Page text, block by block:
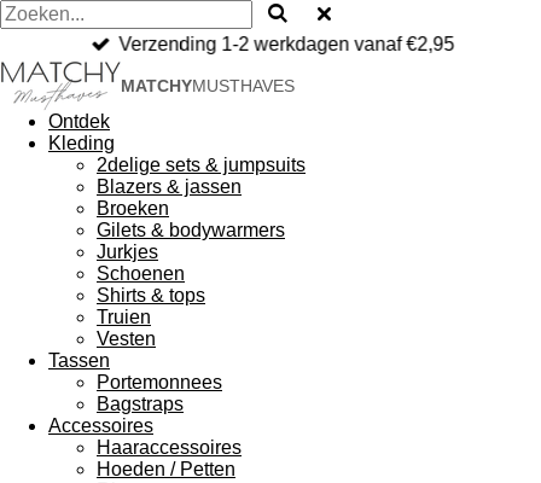
Verzending 1-2 werkdagen vanaf €2,95
MATCHYMUSTHAVES
Ontdek
Kleding
2delige sets & jumpsuits
Blazers & jassen
Broeken
Gilets & bodywarmers
Jurkjes
Schoenen
Shirts & tops
Truien
Vesten
Tassen
Portemonnees
Bagstraps
Accessoires
Haaraccessoires
Hoeden / Petten